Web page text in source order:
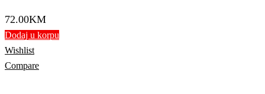
72.00KM
Dodaj u korpu
Wishlist
Compare